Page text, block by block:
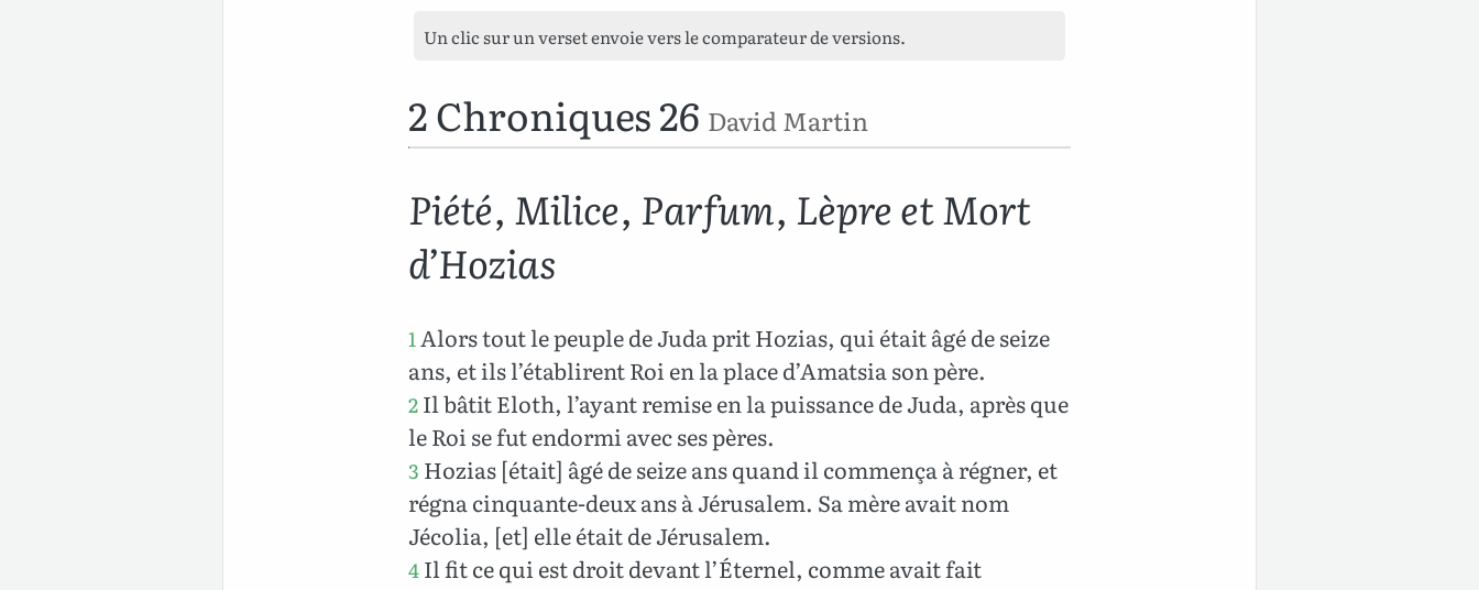
Un clic sur un verset envoie vers le comparateur de versions.
2 Chroniques 26 David Martin
Piété, Milice, Parfum, Lèpre et Mort
d’Hozias
1Alors tout le peuple de Juda prit Hozias, qui était âgé de seize
ans, et ils l’établirent Roi en la place d’Amatsia son père.
2Il bâtit Eloth, l’ayant remise en la puissance de Juda, après que
le Roi se fut endormi avec ses pères.
3 Hozias [était] âgé de seize ans quand il commença à régner, et
régna cinquante-deux ans à Jérusalem. Sa mère avait nom
Jécolia, [et] elle était de Jérusalem.
4Il fit ce qui est droit devant l’Éternel, comme avait fait